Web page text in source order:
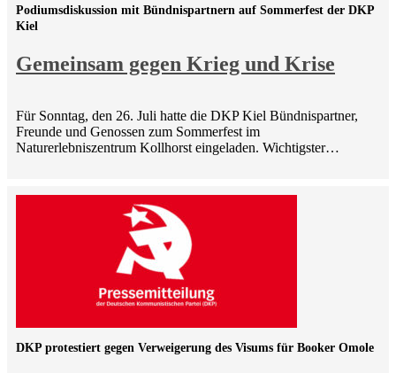
Gemeinsam gegen Krieg und Krise
Podiumsdiskussion mit Bündnispartnern auf Sommerfest der DKP
Kiel
Für Sonntag, den 26. Juli hatte die DKP Kiel Bündnispartner,
Freunde und Genossen zum Sommerfest im
Naturerlebniszentrum Kollhorst eingeladen. Wichtigster…
DKP protestiert gegen Verweigerung des Visums für Booker Omole